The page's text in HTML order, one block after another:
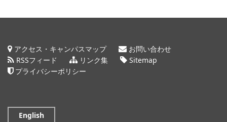
アクセス・キャンパスマップ
お問い合わせ
RSSフィード
リンク集
Sitemap
プライバシーポリシー
English